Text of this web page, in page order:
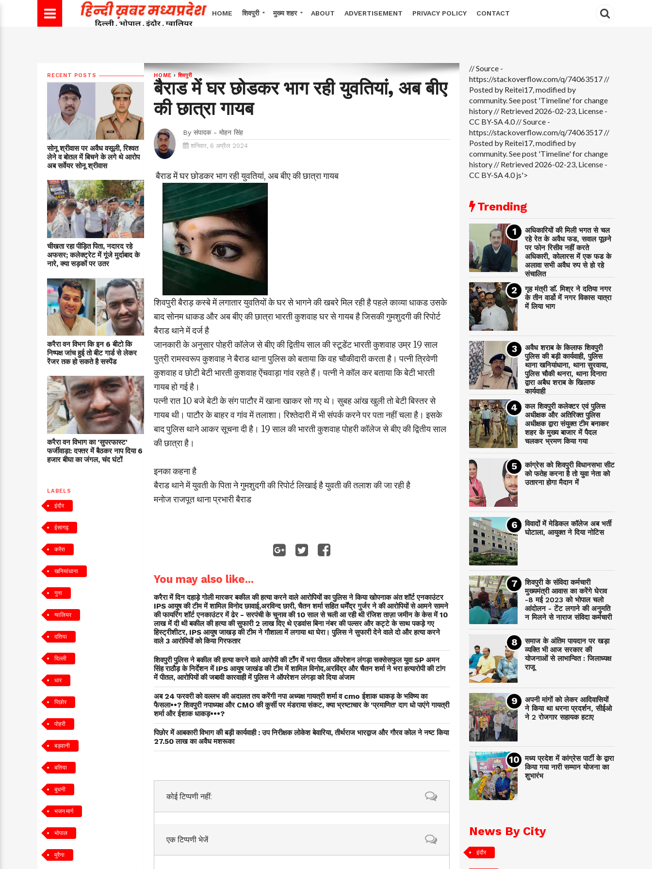
HOME शिवपुरी मुख्य शहर ABOUT ADVERTISEMENT PRIVACY POLICY CONTACT
RECENT POSTS
सोनू श्रीवास पर अवैध वसूली, रिश्वत
लेने व बोतल में बिचने के लगे थे आरोप
अब सर्वेयर सोनू श्रीवास
चीखता रहा पीड़ित पिता, नदारद रहे
अफसर; कलेक्ट्रेट में गूंजे मुर्दाबाद के
नारे, क्या सड़कों पर उतर
करैरा वन विभग कि इन 6 बीटो कि
निष्पक्ष जांच हुई तो बीट गार्ड से लेकर
रेंजर तक हो सकते है सस्पेंड
करैरा वन विभाग का 'सुपरफास्ट'
फर्जीवाड़ा: दफ्तर में बैठकर नाप दिया 6
हजार बीघा का जंगल, चंद घंटों
LABELS
इंदौर
ईसागढ़
करैरा
खनियांधाना
गुना
ग्वालियर
दतिया
दिल्ली
धार
पिछोर
पोहरी
बड़वानी
बतिया
बुधनी
भजन मार्ग
भोपाल
मुरैना
HOME ›शिवपुरी
बैराड में घर छोडकर भाग रही युवतियां, अब बीए
की छात्रा गायब
By संपादक - मोहन सिंह
शनिवार, 6 अप्रैल 2024
बैराड में घर छोडकर भाग रही युवतियां, अब बीए की छात्रा गायब
शिवपुरी बैराड़ कस्बे में लगातार युवतियों के घर से भागने की खबरे मिल रही है पहले काव्या धाकड उसके
बाद सोनम धाकड और अब बीए की छात्रा भारती कुशवाह घर से गायब है जिसकी गुमशुदगी की रिपोर्ट
बैराड थाने में दर्ज है
जानकारी के अनुसार पोहरी कॉलेज से बीए की द्वितीय साल की स्टूडेंट भारती कुशवाह उम्र 19 साल
पुत्री रामस्वरूप कुशवाह ने बैराड थाना पुलिस को बताया कि वह चौकीदारी करता है। पत्नी त्रिवेणी
कुशवाह व छोटी बेटी भारती कुशवाह ऐंचवाड़ा गांव रहते हैं। पत्नी ने कॉल कर बताया कि बेटी भारती
गायब हो गई है।
पत्नी रात 10 बजे बेटी के संग पाटौर में खाना खाकर सो गए थे। सुबह आंख खुली तो बेटी बिस्तर से
गायब थी। पाटौर के बाहर व गांव में तलाशा। रिश्तेदारी में भी संपर्क करने पर पता नहीं चला है। इसके
बाद पुलिस थाने आकर सूचना दी है। 19 साल की भारती कुशवाह पोहरी कॉलेज से बीए की द्वितीय साल
की छात्रा है।
इनका कहना है
बैराड थाने में युवती के पिता ने गुमशुदगी की रिपोर्ट लिखाई है युवती की तलाश की जा रही है
मनोज राजपूत थाना प्रभारी बैराड
You may also like...
करैरा में दिन दहाड़े गोली मारकर बकील की हत्या करने वाले आरोपियों का पुलिस ने किया खोपनाक अंत शॉर्ट एनकाउंटर
IPS आयुष की टीम में शामिल विनोद छावाई,अरविन्द छारी, चैतन शर्मा सहित धर्मेंद्र गुर्जर ने की आरोपियों से आमने सामने
की फायरिंग शॉर्ट एनकाउंटर में ढेर - सरपंची के चुनाव की 10 साल से चली आ रही थी रंजिश ताज़ा जमीन के केस में 10
लाख में दी थी बकील की हत्या की सुफारी 2 लाख दिए थे एडवांस बिना नंबर की पल्सर और कट्टे के साथ पकड़े गए
हिस्ट्रीशीटर, IPS आयुष जाखड़ की टीम ने गौशाला में लगाया था घेरा। पुलिस ने सुफारी देने वाले दो और हत्या करने
वाले 3 आरोपियों को किया गिरफतार
शिवपुरी पुलिस ने बकील की हत्या करने वाले आरोपी की टाँग में भरा पीतल ऑपरेशन लंगड़ा सक्सेसफुल युवा SP अमन
सिंह राठौड़ के निर्देशन में IPS आयुष जाखंड की टीम में शामिल विनोद,अरविंद्र और चैतन शर्मा ने भरा हत्यारोपी की टांग
में पीतल, आरोपियों की जबावी कारवाही में पुलिस ने ऑपरेशन लंगड़ा को दिया अंजाम
अब 24 फरवरी को वल्लभ की अदालत तय करेंगी नपा अध्यक्ष गायत्री शर्मा व cmo ईशाक धाकड़ के भविष्य का
फैसला••? शिवपुरी नपाध्यक्ष और CMO की कुर्सी पर मंडराया संकट, क्या भ्रष्टाचार के 'प्रमाणित' दाग धो पाएंगे गायत्री
शर्मा और ईशाक धाकड़•••?
पिछोर में आबकारी विभाग की बड़ी कार्यवाही : उप निरीक्षक लोकेश बेवारिया, तीर्थराज भारद्वाज और गौरव कोल ने नष्ट किया
27.50 लाख का अवैध मशरूका
कोई टिप्पणी नहीं:
एक टिप्पणी भेजें
// Source -
https://stackoverflow.com/q/74063517 //
Posted by Reitei17, modified by
community. See post 'Timeline' for change
history // Retrieved 2026-02-23, License -
CC BY-SA 4.0// Source -
https://stackoverflow.com/q/74063517 //
Posted by Reitei17, modified by
community. See post 'Timeline' for change
history // Retrieved 2026-02-23, License -
CC BY-SA 4.0 js'>
Trending
अधिकारियों की मिली भगत से चल
रहे रेत के अवैध फड, सवाल पूछने
पर फोन रिसीव नहीं करते
अधिकारी, कोलारस में एक फड के
अलावा सभी अवैध रुप से हो रहे
संचालित
गृह मंत्री डाॅ. मिश्र ने दतिया नगर
के तीन वार्डो में नगर विकास यात्रा
में लिया भाग
अवैध शराब के किलाफ शिवपुरी
पुलिस की बड़ी कार्यवाही, पुलिस
थाना खनियांधाना, थाना सुरवाया,
पुलिस चौकी थनरा, थाना दिनारा
द्वारा अबैध शराब के खिलाफ
कार्यवाही
कल शिवपुरी कलेक्टर एवं पुलिस
अधीक्षक और अतिरिक्त पुलिस
अधीक्षक द्वारा संयुक्त टीम बनाकर
शहर के मुख्य बाजार में पैदल
चलकर भ्रमण किया गया
कांग्रेस को शिवपुरी विधानसभा सीट
को फतेह करना है तो युवा नेता को
उतारना होगा मैदान में
विवादों में मेडिकल कॉलेज अब भर्ती
घोटाला, आयुक्त ने दिया नोटिस
शिवपुरी के संविदा कर्मचारी
मुख्यमंत्री आवास का करेंगे घेराव
-8 मई 2023 को भोपाल चलो
आंदोलन - टेंट लगाने की अनुमति
न मिलने से नाराज संविदा कर्मचारी
समाज के अंतिम पायदान पर‌ खड़ा
व्यक्ति भी आज सरकार की
योजनाओं से लाभान्वित : जिलाध्यक्ष
राजू
अपनी मांगों को लेकर आदिवासियों
ने किया था धरना प्रदर्शन, सीईओ
ने 2 रोजगार सहायक हटाए
मध्य प्रदेश में कांग्रेस पार्टी के द्वारा
किया गया नारी सम्मान योजना का
शुभारंभ
News By City
इंदौर